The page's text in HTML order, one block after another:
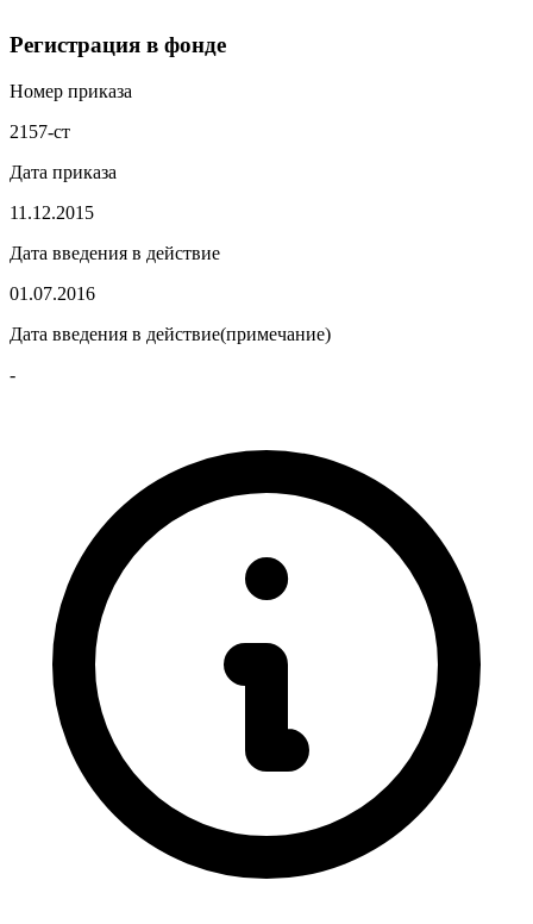
Регистрация в фонде
Номер приказа
2157-ст
Дата приказа
11.12.2015
Дата введения в действие
01.07.2016
Дата введения в действие(примечание)
-